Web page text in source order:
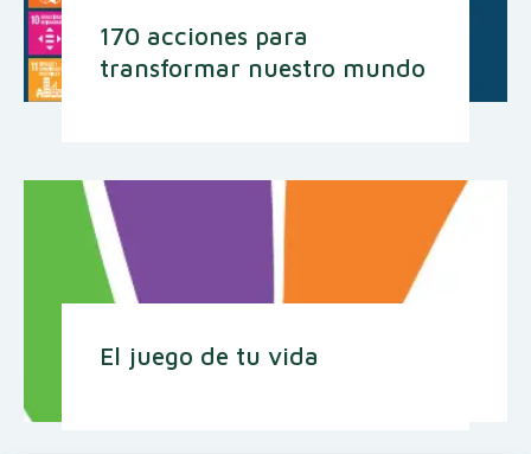
170 acciones para
transformar nuestro mundo
El juego de tu vida